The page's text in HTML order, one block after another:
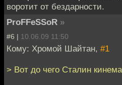
воротит от бездарности.
ProFFeSSoR »
#6 | 10.06.09 11:50
Кому: Хромой Шайтан, #1
> Вот до чего Сталин